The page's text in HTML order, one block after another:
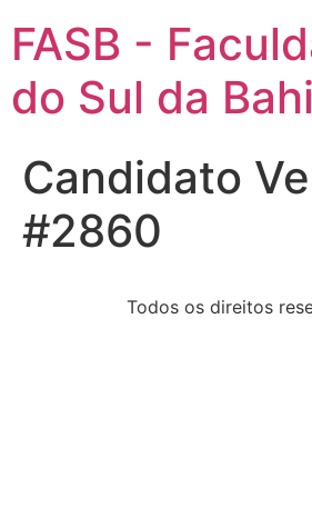
FASB -
do Sul da
Candidato
#2860
Todos os direitos